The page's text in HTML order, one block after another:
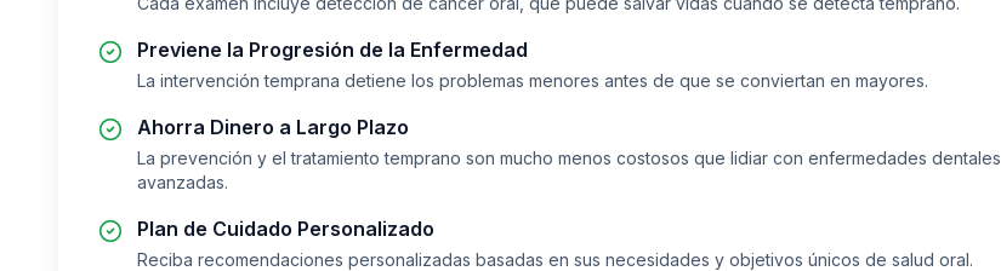
Previene la Progresión de la Enfermedad
La intervención temprana detiene los problemas menores antes de que se conviertan en mayores.
Ahorra Dinero a Largo Plazo
La prevención y el tratamiento temprano son mucho menos costosos que lidiar con enfermedades dentales
avanzadas.
Plan de Cuidado Personalizado
Reciba recomendaciones personalizadas basadas en sus necesidades y objetivos únicos de salud oral.